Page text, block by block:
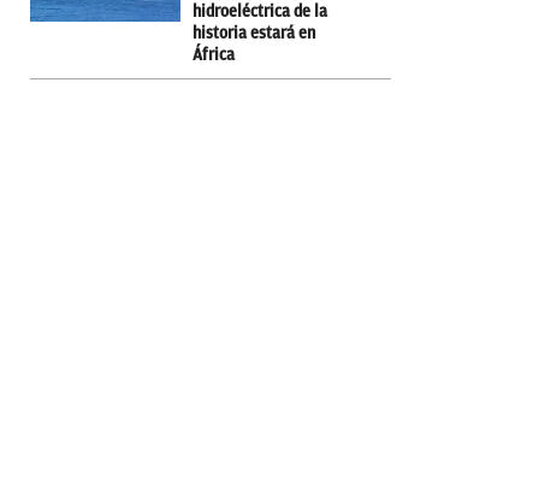
hidroeléctrica de la
historia estará en
África